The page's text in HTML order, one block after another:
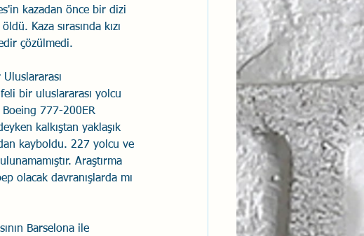
kazadan önce bir dizi
Kaza sırasında kızı
çözülmedi.
bir uluslararası yolcu
777-200ER
kalkıştan yaklaşık
kayboldu. 227 yolcu ve
Araştırma
olacak davranışlarda mı
Barselona ile